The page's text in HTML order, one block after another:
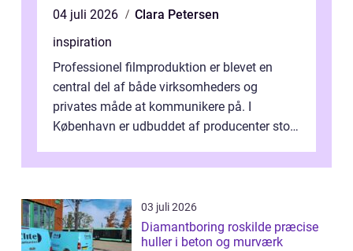
04 juli 2026
Clara Petersen
inspiration
Professionel filmproduktion er blevet en
central del af både virksomheders og
privates måde at kommunikere på. I
København er udbuddet af producenter stort,
inti...
03 juli 2026
Diamantboring roskilde præcise
huller i beton og murværk